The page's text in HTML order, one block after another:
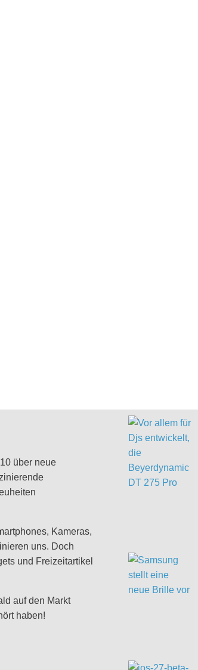
über neue
Kameras,
uns. Doch
und Freizeitartikel
auf den Markt
haben!